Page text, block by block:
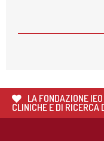
🌍 RIPARTE LA
PROF. GIANFRANCO
CARDIO MONZINO
LA FONDAZIONE
CLINICHE E DI RICERCA